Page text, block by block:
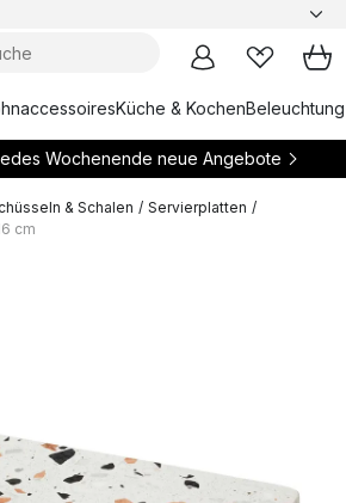
Küche & KochenBeleuchtung
Wochenende neue Angebote
& Schalen / Servierplatten /
cm